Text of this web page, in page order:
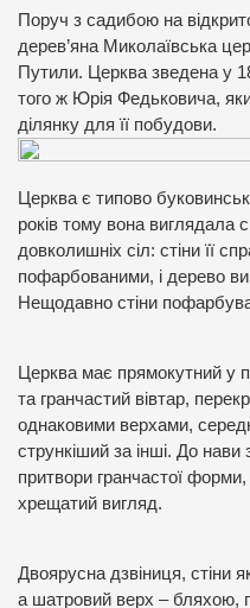
Поруч з садибою на
дерев’яна Миколаївська
Путили. Церква зведена у
того ж Юрія Федьковича,
ділянку для її побудови.
Церква є типово
років тому вона виглядала
довколишніх сіл: стіни її
пофарбованими, і дерево
Нещодавно стіни
Церква має прямокутний у
та гранчастий вівтар,
однаковими верхами,
стрункіший за інші. До нави
притвори гранчастої
хрещатий вигляд.
Двоярусна дзвіниця, стіни
а шатровий верх – бляхою,